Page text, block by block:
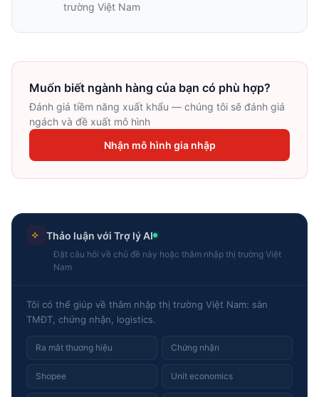
trường Việt Nam
Muốn biết ngành hàng của bạn có phù hợp?
Đánh giá tiềm năng xuất khẩu — chúng tôi sẽ đánh giá
ngách và đề xuất mô hình
Nhận mô hình gia nhập
Thảo luận với Trợ lý AI
Đặt câu hỏi về chủ đề này hoặc thâm nhập thị trường Việt
Nam
Tôi có thể giúp về thâm nhập thị trường Việt Nam: sàn
TMĐT, chứng nhận, logistics.
Ra mắt thương hiệu Chứng nhận
Shopee Unit economics